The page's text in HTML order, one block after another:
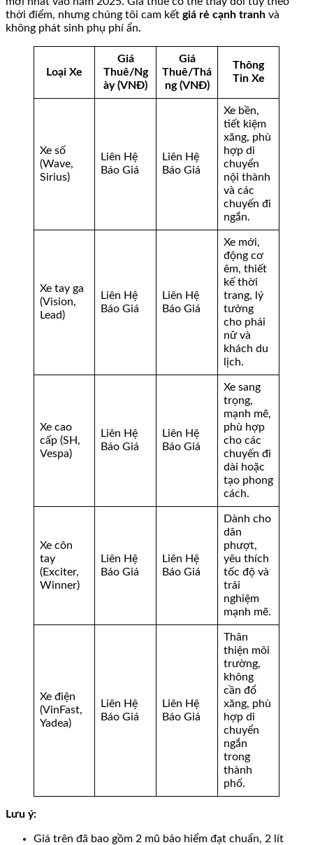
thời điểm, nhưng chúng tôi cam kết giá rẻ cạnh tranh và
không phát sinh phụ phí ẩn.
Loại Xe
Giá
Thuê/Ng
ày (VNĐ)
Giá
Thuê/Thá
ng (VNĐ)
Thông
Tin Xe
Xe số
(Wave,
Sirius)
Liên Hệ
Báo Giá
Liên Hệ
Báo Giá
Xe bền,
tiết kiệm
xăng, phù
hợp di
chuyển
nội thành
và các
chuyến đi
ngắn.
Xe tay ga
(Vision,
Lead)
Liên Hệ
Báo Giá
Liên Hệ
Báo Giá
Xe mới,
động cơ
êm, thiết
kế thời
trang, lý
tưởng
cho phái
nữ và
khách du
lịch.
Xe cao
cấp (SH,
Vespa)
Liên Hệ
Báo Giá
Liên Hệ
Báo Giá
Xe sang
trọng,
mạnh mẽ,
phù hợp
cho các
chuyến đi
dài hoặc
tạo phong
cách.
Xe côn
tay
(Exciter,
Winner)
Liên Hệ
Báo Giá
Liên Hệ
Báo Giá
Dành cho
dân
phượt,
yêu thích
tốc độ và
trải
nghiệm
mạnh mẽ.
Xe điện
(VinFast,
Yadea)
Liên Hệ
Báo Giá
Liên Hệ
Báo Giá
Thân
thiện môi
trường,
không
cần đổ
xăng, phù
hợp di
chuyển
ngắn
trong
thành
phố.
Lưu ý:
Giá trên đã bao gồm 2 mũ bảo hiểm đạt chuẩn, 2 lít